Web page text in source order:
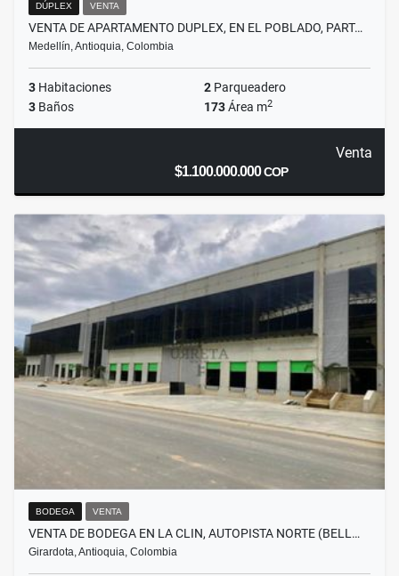
DÚPLEX VENTA
VENTA DE APARTAMENTO DUPLEX, EN EL POBLADO, PART…
Medellín, Antioquia, Colombia
3 Habitaciones 2 Parqueadero
3 Baños 173Área m2
Venta
$1.100.000.000COP
BODEGA VENTA
VENTA DE BODEGA EN LA CLIN, AUTOPISTA NORTE (BELL…
Girardota, Antioquia, Colombia